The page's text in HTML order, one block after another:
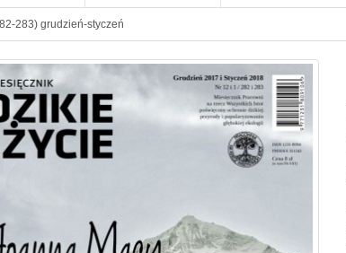
283) grudzień-styczeń